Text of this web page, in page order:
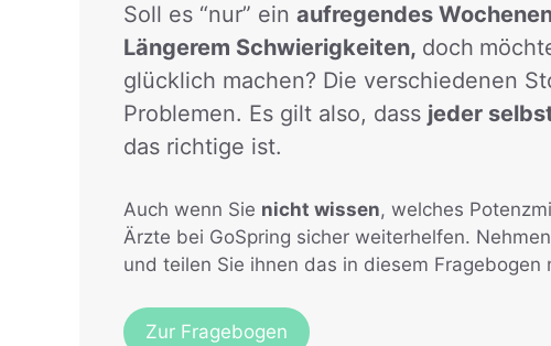
Soll es “nur” ein aufregendes
Längerem Schwierigkeiten, doch
glücklich machen? Die verschiedenen
Problemen. Es gilt also, dass jeder
das richtige ist.
Auch wenn Sie nicht wissen, welches
Ärzte bei GoSpring sicher weiterhelfen.
und teilen Sie ihnen das in diesem Fragebogen
Zur Fragebogen